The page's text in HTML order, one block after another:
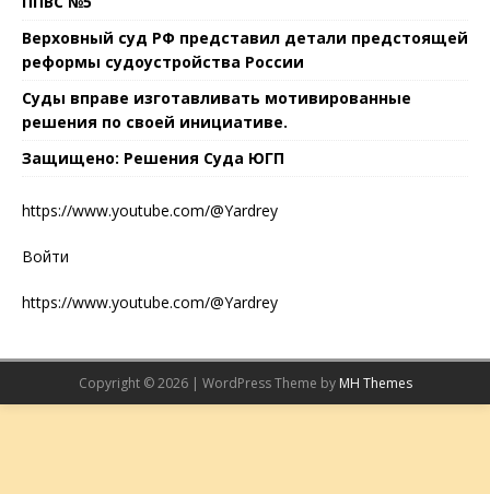
Верховный суд РФ представил детали предстоящей
реформы судоустройства России
Суды вправе изготавливать мотивированные
решения по своей инициативе.
Защищено: Решения Суда ЮГП
https://www.youtube.com/@Yardrey
Войти
https://www.youtube.com/@Yardrey
Copyright © 2026 | WordPress Theme by MH Themes